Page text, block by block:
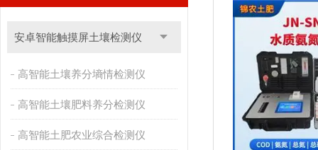
安卓智能触摸屏土壤检测仪
高智能土壤养分墒情检测仪
高智能土壤肥料养分检测仪
高智能土肥农业综合检测仪